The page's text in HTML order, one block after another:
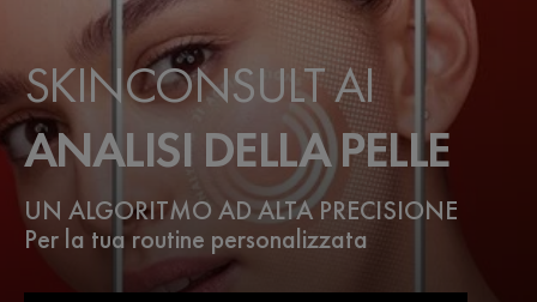
SKINCONSULT AI
ANALISI DELLA PELLE
UN ALGORITMO AD ALTA PRECISIONE
Per la tua routine personalizzata